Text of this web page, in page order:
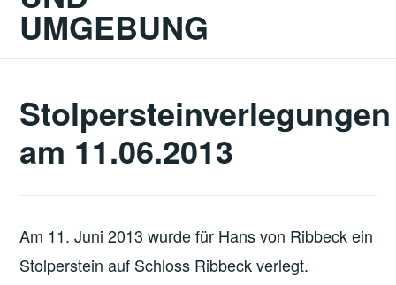
UMGEBUNG
Stolpersteinverlegungen
am 11.06.2013
Am 11. Juni 2013 wurde für Hans von Ribbeck ein
Stolperstein auf Schloss Ribbeck verlegt.